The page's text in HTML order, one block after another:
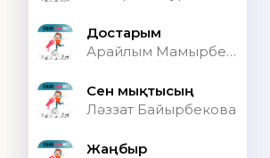
Достарым
Арайлым Мамырбекқызы
Сен мықтысың
Ләззат Байырбекова
Жаңбыр